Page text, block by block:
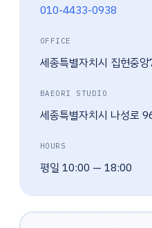
010-4433-0938
OFFICE
세종특별자치시 집현중
BAEORI STUDIO
세종특별자치시 나성로
HOURS
평일 10:00 — 18:00